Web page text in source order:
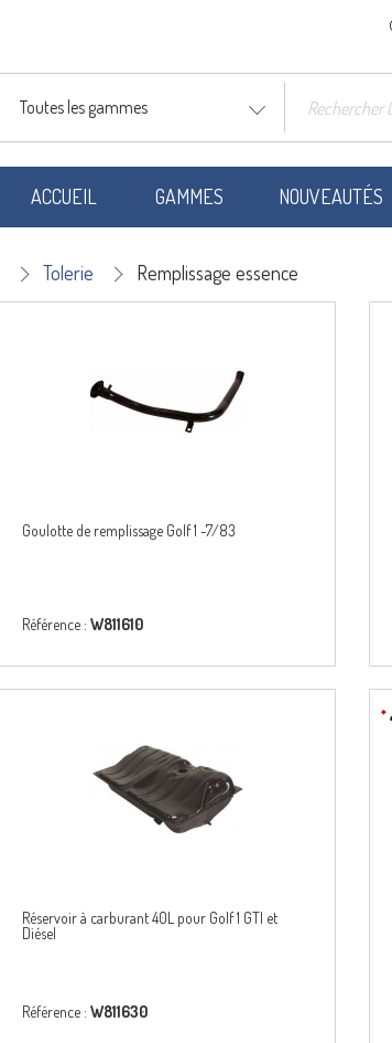
Toutes les gammes
ACCUEIL GAMMES NOUVEAUTÉS
Tolerie Remplissage essence
Goulotte de remplissage Golf 1 -7/83
Référence : W811610
Réservoir à carburant 40L pour Golf 1 GTI et
Diésel
Référence : W811630